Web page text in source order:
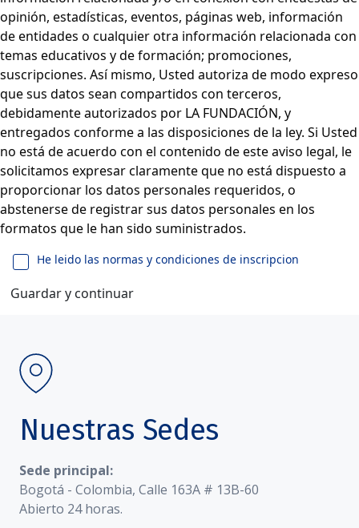
opinión, estadísticas, eventos, páginas web, información
de entidades o cualquier otra información relacionada con
temas educativos y de formación; promociones,
suscripciones. Así mismo, Usted autoriza de modo expreso
que sus datos sean compartidos con terceros,
debidamente autorizados por LA FUNDACIÓN, y
entregados conforme a las disposiciones de la ley. Si Usted
no está de acuerdo con el contenido de este aviso legal, le
solicitamos expresar claramente que no está dispuesto a
proporcionar los datos personales requeridos, o
abstenerse de registrar sus datos personales en los
formatos que le han sido suministrados.
He leido las normas y condiciones de inscripcion
Nuestras Sedes
Sede principal:
Bogotá - Colombia, Calle 163A # 13B-60
Abierto 24 horas.